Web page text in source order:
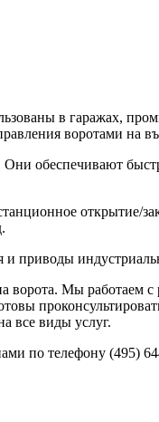
в гаражах,
воротами на
обеспечивают
открытие/
приводы
ворота. Мы работаем
все виды услуг.
по телефону (495)